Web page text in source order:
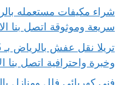
سريعة وموثوقة اتصل بنا
وخبرة واحترافية اتصل بنا